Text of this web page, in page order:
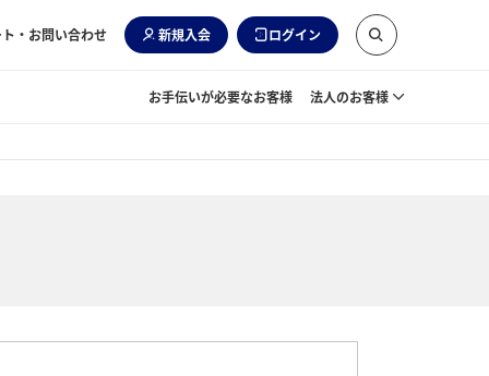
・お問い合わせ 新規入会 ログイン
お手伝いが必要なお客様 法人のお客様